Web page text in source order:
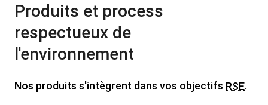
Produits et process
respectueux de
l'environnement
Nos produits s'intègrent dans vos objectifs RSE.